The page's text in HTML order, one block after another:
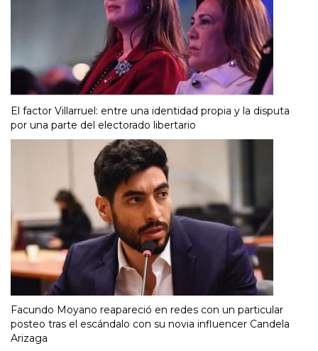
El factor Villarruel: entre una identidad propia y la disputa
por una parte del electorado libertario
Facundo Moyano reapareció en redes con un particular
posteo tras el escándalo con su novia influencer Candela
Arizaga